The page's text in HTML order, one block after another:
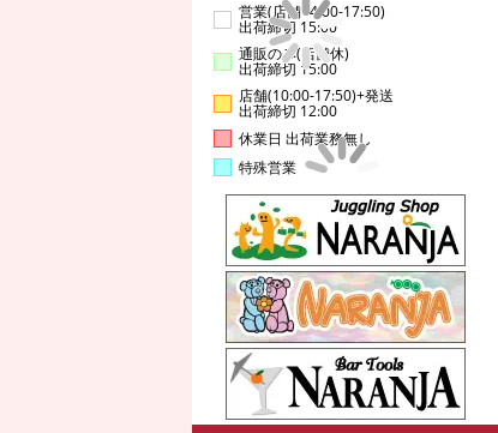
営業(店舗14:00-17:50)
出荷締切 15:00
通販のみ(店舗休)
出荷締切 15:00
店舗(10:00-17:50)+発送
出荷締切 12:00
休業日 出荷業務無し
特殊営業